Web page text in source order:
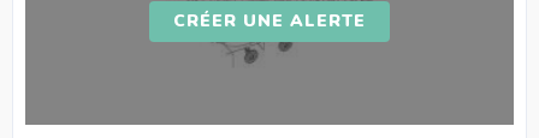
CRÉER UNE ALERTE